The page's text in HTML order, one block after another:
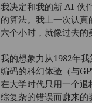
我决定和我的新 AI 伙
的算法。我上一次认
六个小时，就像过去的
我的想象力从1982年
编码的科幻体验（与
在大学时代只用一个
综复杂的错误而赚来